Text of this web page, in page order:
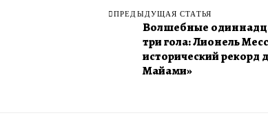
ПРЕДЫДУЩАЯ СТАТЬЯ
Волшебные
три гола: Лионель
исторический рекорд
Майами»